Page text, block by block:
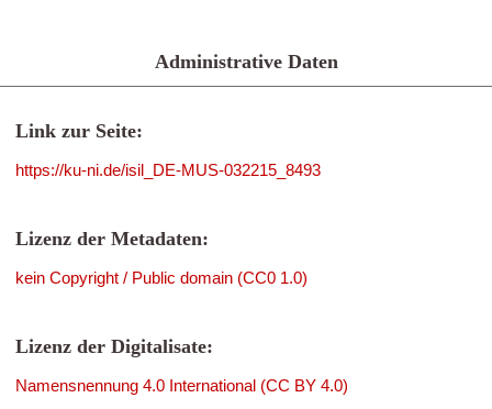
Administrative Daten
Link zur Seite:
https://ku-ni.de/isil_DE-MUS-032215_8493
Lizenz der Metadaten:
kein Copyright / Public domain (CC0 1.0)
Lizenz der Digitalisate:
Namensnennung 4.0 International (CC BY 4.0)